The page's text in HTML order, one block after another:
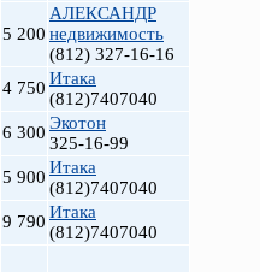
5 200
АЛЕКСАНДР
недвижимость
(812) 327-16-16
4 750 Итака
(812)7407040
6 300 Экотон
325-16-99
5 900 Итака
(812)7407040
9 790 Итака
(812)7407040